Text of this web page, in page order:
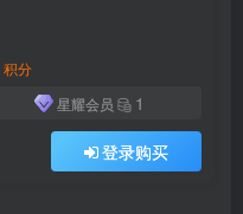
积分
星耀会员 1
登录购买